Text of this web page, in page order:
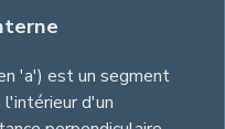
'a') est un segment
l'intérieur d'un